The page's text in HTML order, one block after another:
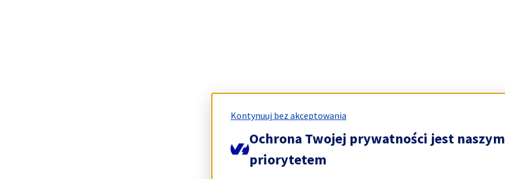
Kontynuuj bez akceptowania
Ochrona Twojej prywatności jest naszym
priorytetem